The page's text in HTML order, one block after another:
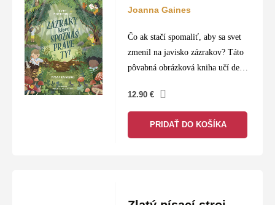
Joanna Gaines
Čo ak stačí spomaliť, aby sa svet
zmenil na javisko zázrakov? Táto
pôvabná obrázková kniha učí deti
každom okamihu.
12.90€
PRIDAŤ DO KOŠÍKA